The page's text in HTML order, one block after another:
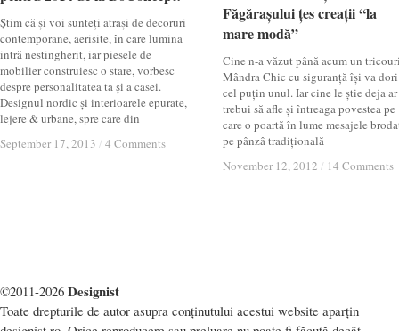
Știm că și voi sunteți atrași de decoruri
contemporane, aerisite, în care lumina
intră nestingherit, iar piesele de
mobilier construiesc o stare, vorbesc
despre personalitatea ta și a casei.
Designul nordic și interioarele epurate,
lejere & urbane, spre care din
September 17, 2013 / 4 Comments
September 17, 2013 / 4 Comments
Făgărașului țes creații “la
mare modă”
Cine n-a văzut până acum un
Mândra Chic cu siguranță își va dori
cel puțin unul. Iar cine le știe deja ar
trebui să afle și întreaga povestea pe
care o poartă în lume mesajele
pe pânzâ tradițională
November 12, 2012 / 14 Comments
Făgărașului țes creații “la
mare modă”
November 12, 2012 / 14 Comments
©2011-2026 Designist
Toate drepturile de autor asupra conținutului acestui website aparțin